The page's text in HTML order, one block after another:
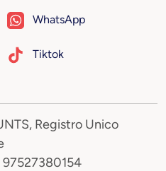
WhatsApp
Tiktok
Registro Unico
97527380154